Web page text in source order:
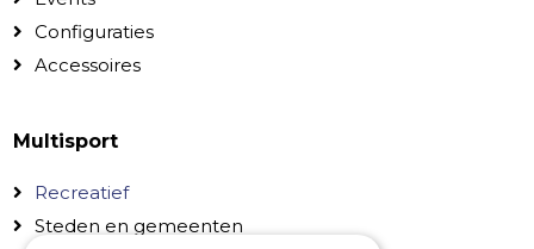
Configuraties
Accessoires
Multisport
Recreatief
Steden en gemeenten